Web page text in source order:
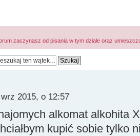
zaczynasz od pisania w tym dziale oraz
2015, o 12:57
alkomat alkohita
kupić sobie tylko